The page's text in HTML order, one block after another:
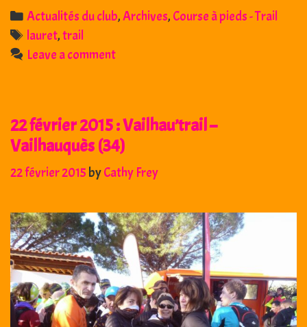
2015
–
Categories
Actualités du club,Archives, Course à pieds - Trail
Tags
lauret,trail
Leave a comment
22 février 2015 : Vailhau’trail –
Vailhauquès (34)
22 février 2015 byCathy Frey